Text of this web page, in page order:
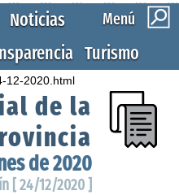
Menú
Noticias
Turismo
12-2020.html
de la
de 2020
[ 24/12/2020 ]